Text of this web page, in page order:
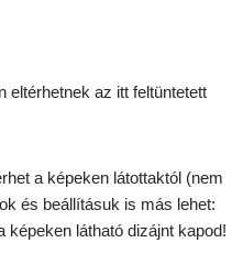
eltérhetnek az itt feltüntetett
a képeken látottaktól (nem
és beállításuk is más lehet:
látható dizájnt kapod!